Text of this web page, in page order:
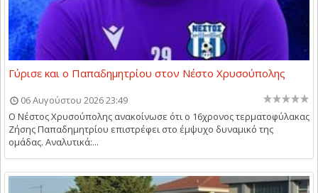
Γύρισε και ο Παπαδημητρίου στον Νέστο Χρυσούπολης
06 Αυγούστου 2026 23:49
Ο Νέστος Χρυσούπολης ανακοίνωσε ότι ο 16χρονος τερματοφύλακας
Ζήσης Παπαδημητρίου επιστρέφει στο έμψυχο δυναμικό της
ομάδας. Αναλυτικά:...